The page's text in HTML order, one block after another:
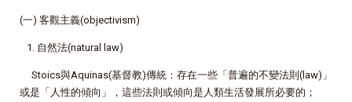
(一) 客觀主義(objectivism)
1. 自然法(natural law)
Stoics與Aquinas(基督教)傳統：存在一些「普遍的不變法則(law)」
或是「人性的傾向」，這些法則或傾向是人類生活發展所必要的；